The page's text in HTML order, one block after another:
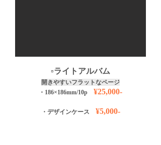
▫️ライトアルバム
開きやすいフラットなページ
・186×186mm/10p ¥25,000-
・デザインケース ¥5,000-